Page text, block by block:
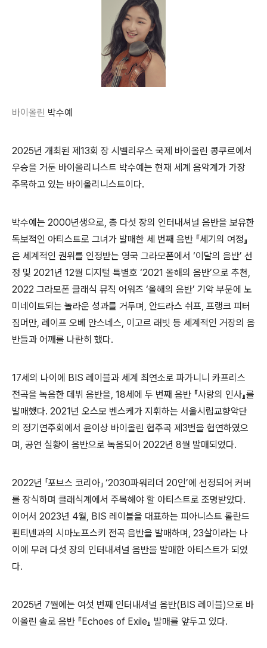
바이올린 박수예
2025년 개최된 제 13회 장 시벨리우스 국제 바이올린 콩쿠르에서
우승을 거둔 바이올리니스트 박수예는 현재 세계 음악계가 가장
주목하고 있는 바이올리니스트이다.
박수예는 2000년생으로, 총 다섯 장의 인터내셔널 음반을 보유한
독보적인 아티스트로 그녀가 발매한 세 번째 음반 『세기의 여정』
은 세계적인 권위를 인정받는 영국 그라모폰에서 ‘이달의 음반’ 선
정 및 2021년 12월 디지털 특별호 ‘2021 올해의 음반’으로 추천,
2022 그라모폰 클래식 뮤직 어워즈 ‘올해의 음반’ 기악 부문에 노
미네이트되는 놀라운 성과를 거두며, 안드라스 쉬프, 프랭크 피터
짐머만, 레이프 오베 안스네스, 이고르 래빗 등 세계적인 거장의 음
반들과 어깨를 나란히 했다.
17세의 나이에 BIS 레이블과 세계 최연소로 파가니니 카프리스
전곡을 녹음한 데뷔 음반을, 18세에 두 번째 음반 『사랑의 인사』를
발매했다. 2021년 오스모 벤스케가 지휘하는 서울시립교향악단
의 정기연주회에서 윤이상 바이올린 협주곡 제 3번을 협연하였으
며, 공연 실황이 음반으로 녹음되어 2022년 8월 발매되었다.
2022년 「포브스 코리아」 ‘2030파워리더 20인’에 선정되어 커버
를 장식하며 클래식계에서 주목해야 할 아티스트로 조명받았다.
이어서 2023년 4월, BIS 레이블을 대표하는 피아니스트 롤란드
푄티넨과의 시마노프스키 전곡 음반을 발매하며, 23살이라는 나
이에 무려 다섯 장의 인터내셔널 음반을 발매한 아티스트가 되었
다.
2025년 7월에는 여섯 번째 인터내셔널 음반(BIS 레이블)으로 바
이올린 솔로 음반 『Echoes of Exile』 발매를 앞두고 있다.